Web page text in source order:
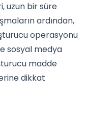
uzun bir süre
ardından,
operasyonu
sosyal medya
madde
dikkat